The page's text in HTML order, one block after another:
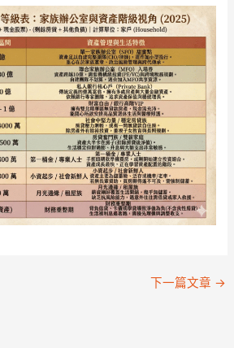
下一篇文章 →